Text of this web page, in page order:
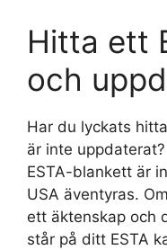
Hitta ett
och
Har du lyckats
är inte
ESTA-blankett är
USA äventyras.
ett äktenskap och
står på ditt ESTA